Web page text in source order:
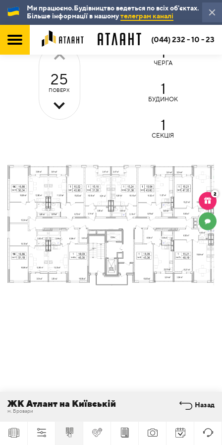
Ми працюємо.Будівництво ведеться по всіх об'єктах.
Більше інформації в нашомутелеграм каналі
(044) 232 - 10 - 23
2
ЧАТ
1
ЧЕРГА
1
БУДИНОК
1
СЕКЦІЯ
25
ПОВЕРХ
ЖК Атлант на Київській
м. Бровари
Назад